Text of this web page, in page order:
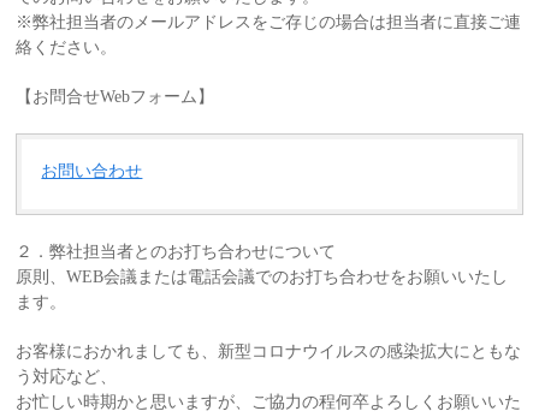
※弊社担当者のメールアドレスをご存じの場合は担当者に直接ご連
絡ください。
【お問合せWebフォーム】
お問い合わせ
２．弊社担当者とのお打ち合わせについて
原則、WEB会議または電話会議でのお打ち合わせをお願いいたし
ます。
お客様におかれましても、新型コロナウイルスの感染拡大にともな
う対応など、
お忙しい時期かと思いますが、ご協力の程何卒よろしくお願いいた